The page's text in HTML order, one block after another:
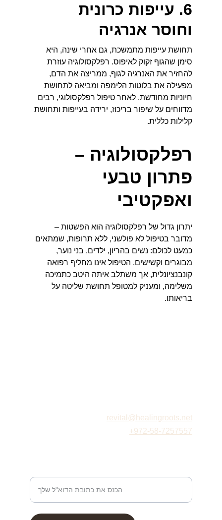
6. עייפות כרונית
וחוסר אנרגיה
תחושת עייפות מתמשכת, גם אחרי שינה, היא
סימן שהגוף זקוק לאיפוס. רפלקסולוגיה עוזרת
להחזיר את האנרגיה לגוף, ממריצה את הדם,
מפעילה את בלוטות הלימפה ומביאה לתחושת
חיוניות מחודשת. לאחר טיפול רפלקסולוגי, רבים
מדווחים על שיפור בריכוז, ירידה בעייפות ותחושת
קלילות כללית.
רפלקסולוגיה –
פתרון טבעי
ואפקטיבי
יתרון גדול של רפלקסולוגיה הוא הפשטות –
מדובר בטיפול לא פולשני, ללא תרופות, שמתאים
כמעט לכולם: נשים בהריון, ילדים, בני נוער,
מבוגרים וקשישים. הטיפול אינו מחליף רפואה
קונבנציונלית, אך משתלב איתה היטב כתמיכה
משלימה, ומעניק למטופל תחושת שליטה על
בריאותו.
revital@healingroots.net
+972-58-7257557